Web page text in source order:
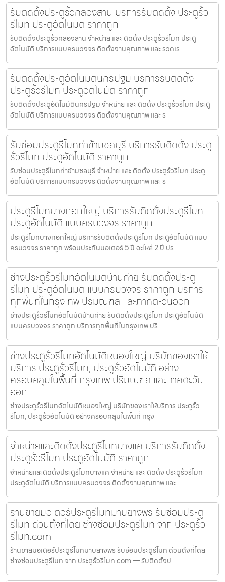
รับติดตั้งประตูรั้วคลองสาน บริการรับติดตั้ง ประตูรั้ว
รีโมท ประตูอัตโนมัติ ราคาถูก
รับติดตั้งประตูรั้วคลองสาน จำหน่าย และ ติดตั้ง ประตูรั้วรีโมท ประตู
อัตโนมัติ บริการแบบครบวงจร ติดตั้งงานคุณภาพ และ รวดเร
รับติดตั้งประตูอัตโนมัตินครปฐม บริการรับติดตั้ง
ประตูรั้วรีโมท ประตูอัตโนมัติ ราคาถูก
รับติดตั้งประตูอัตโนมัตินครปฐม จำหน่าย และ ติดตั้ง ประตูรั้วรีโมท ประตู
อัตโนมัติ บริการแบบครบวงจร ติดตั้งงานคุณภาพ และ ร
รับซ่อมประตูรีโมทท่าข้ามชลบุรี บริการรับติดตั้ง ประตู
รั้วรีโมท ประตูอัตโนมัติ ราคาถูก
รับซ่อมประตูรีโมทท่าข้ามชลบุรี จำหน่าย และ ติดตั้ง ประตูรั้วรีโมท ประตู
อัตโนมัติ บริการแบบครบวงจร ติดตั้งงานคุณภาพ และ ร
ประตูรีโมทบางกอกใหญ่ บริการรับติดตั้งประตูรีโมท
ประตูอัตโนมัติ แบบครบวงจร ราคาถูก
ประตูรีโมทบางกอกใหญ่ บริการรับติดตั้งประตูรีโมท ประตูอัตโนมัติ แบบ
ครบวงจร ราคาถูก พร้อมประกันมอเตอร์ 5 ปี อะไหล่ 2 ปี ปร
ช่างประตูรั้วรีโมทอัตโนมัติบ้านค่าย รับติดตั้งประตู
รีโมท ประตูอัตโนมัติ แบบครบวงจร ราคาถูก บริการ
ทุกพื้นที่ในกรุงเทพ ปริมณฑล และภาคตะวันออก
ช่างประตูรั้วรีโมทอัตโนมัติบ้านค่าย รับติดตั้งประตูรีโมท ประตูอัตโนมัติ
แบบครบวงจร ราคาถูก บริการทุกพื้นที่ในกรุงเทพ ปริ
ช่างประตูรั้วรีโมทอัตโนมัติหนองใหญ่ บริษัทของเราให้
บริการ ประตูรั้วรีโมท, ประตูรั้วอัตโนมัติ อย่าง
ครอบคลุมในพื้นที่ กรุงเทพ ปริมณฑล และภาคตะวัน
ออก
ช่างประตูรั้วรีโมทอัตโนมัติหนองใหญ่ บริษัทของเราให้บริการ ประตูรั้ว
รีโมท, ประตูรั้วอัตโนมัติ อย่างครอบคลุมในพื้นที่ กรุง
จำหน่ายและติดตั้งประตูรีโมทบางแค บริการรับติดตั้ง
ประตูรั้วรีโมท ประตูอัตโนมัติ ราคาถูก
จำหน่ายและติดตั้งประตูรีโมทบางแค จำหน่าย และ ติดตั้ง ประตูรั้วรีโมท
ประตูอัตโนมัติ บริการแบบครบวงจร ติดตั้งงานคุณภาพ และ
ร้านขายมอเตอร์ประตูรีโมทมาบยางพร รับซ่อมประตู
รีโมท ด่วนถึงที่โดย ช่างซ่อมประตูรีโมท จาก ประตูรั้ว
รีโมท.com
ร้านขายมอเตอร์ประตูรีโมทมาบยางพร รับซ่อมประตูรีโมท ด่วนถึงที่โดย
ช่างซ่อมประตูรีโมท จาก ประตูรั้วรีโมท.com — รับติดตั้งป